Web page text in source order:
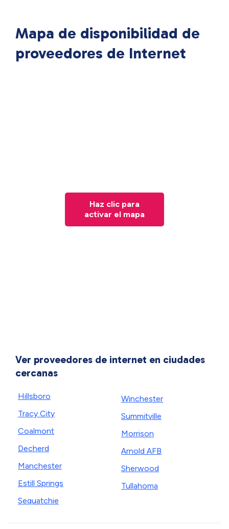
Mapa de disponibilidad de
proveedores de Internet
Haz clic para
activar el mapa
Ver proveedores de internet en ciudades
cercanas
Hillsboro
Tracy City
Coalmont
Decherd
Manchester
Estill Springs
Sequatchie
Winchester
Summitville
Morrison
Arnold AFB
Sherwood
Tullahoma